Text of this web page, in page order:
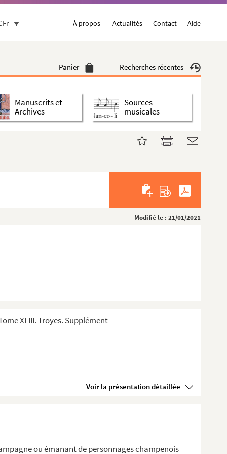
À propos Actualités Contact Aide
Panier Recherches récentes
Manuscrits et
Archives
Sources
musicales
Modifié le : 21/01/2021
XLIII. Troyes. Supplément
Voir la présentation détaillée
ou émanant de personnages champenois